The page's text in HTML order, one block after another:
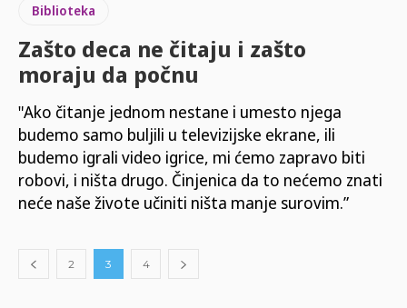
Biblioteka
Zašto deca ne čitaju i zašto
moraju da počnu
"Ako čitanje jednom nestane i umesto njega
budemo samo buljili u televizijske ekrane, ili
budemo igrali video igrice, mi ćemo zapravo biti
robovi, i ništa drugo. Činjenica da to nećemo znati
neće naše živote učiniti ništa manje surovim.”
2 3 4